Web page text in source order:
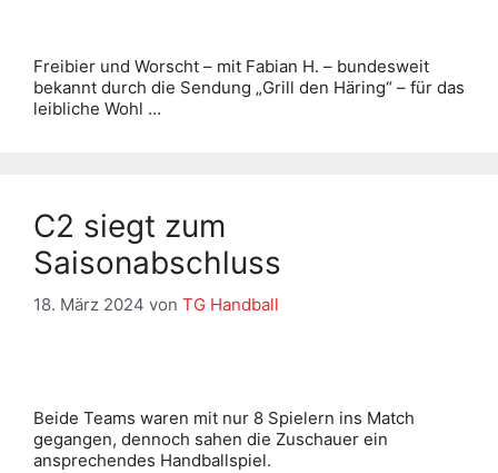
Freibier und Worscht – mit Fabian H. – bundesweit
bekannt durch die Sendung „Grill den Häring“ – für das
leibliche Wohl …
C2 siegt zum
Saisonabschluss
18. März 2024 von TG Handball
Beide Teams waren mit nur 8 Spielern ins Match
gegangen, dennoch sahen die Zuschauer ein
ansprechendes Handballspiel.